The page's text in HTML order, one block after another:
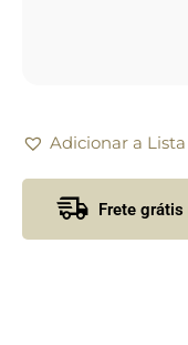
Adicionar a
Frete